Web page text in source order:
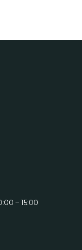
– 15:00